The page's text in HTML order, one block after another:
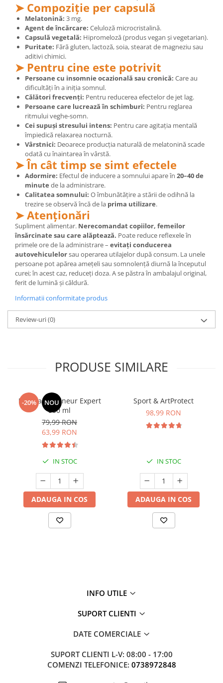
➤ Compoziție per capsulă
Melatonină: 3 mg.
Agent de încărcare: Celuloză microcristalină.
Capsulă vegetală: Hipromeloză (produs vegan și vegetarian).
Puritate: Fără gluten, lactoză, soia, stearat de magneziu sau
aditivi chimici.
➤ Pentru cine este potrivit
Persoane cu insomnie ocazională sau cronică: Care au
dificultăți în a iniția somnul.
Călători frecvenți: Pentru reducerea efectelor de jet lag.
Persoane care lucrează în schimburi: Pentru reglarea
ritmului veghe-somn.
Cei supuși stresului intens: Pentru care agitația mentală
împiedică relaxarea nocturnă.
Vârstnici: Deoarece producția naturală de melatonină scade
odată cu înaintarea în vârstă.
➤ În cât timp se simt efectele
Adormire: Efectul de inducere a somnului apare în 20–40 de
minute de la administrare.
Calitatea somnului: O îmbunătățire a stării de odihnă la
trezire se observă încă de la prima utilizare.
➤ Atenționări
Supliment alimentar. Nerecomandat copiilor, femeilor
însărcinate sau care alăptează. Poate reduce reflexele în
primele ore de la administrare – evitați conducerea
autovehiculelorsau operarea utilajelor după consum. La unele
persoane pot apărea amețeli sau somnolență diurnă la începutul
curei; în acest caz, reduceți doza. A se păstra în ambalajul original,
ferit de lumină și căldură.
Informatii conformitate produs
Review-uri(0)
PRODUSE SIMILARE
-20% NOU
Manhaē Draineur Expert
500 ml
79,99 RON
63,99 RON
IN STOC
ADAUGA IN COS
Sport & ArtProtect
98,99 RON
IN STOC
ADAUGA IN COS
INFO UTILE
SUPORT CLIENTI
DATE COMERCIALE
SUPORT CLIENTI L-V: 08:00 - 17:00
COMENZI TELEFONICE: 0738972848